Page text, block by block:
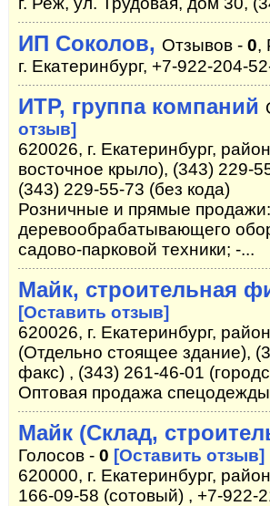
ИП Соколов, Отзывов - 0,
г. Екатеринбург, +7-922-204-
ИТР, группа компаний
отзыв]
620026, г. Екатеринбург,
восточное крыло), (343) 229-
(343) 229-55-73 (без кода)
Розничные и прямые
деревообрабатывающего
садово-парковой техники; -...
Майк, строительная
[Оставить отзыв]
620026, г. Екатеринбург,
(Отдельно стоящее здание),
факс) , (343) 261-46-01
Оптовая продажа
Майк (Склад,
Голосов - 0 [Оставить отзыв]
620000, г. Екатеринбург,
166-09-58 (сотовый) , +7-922-